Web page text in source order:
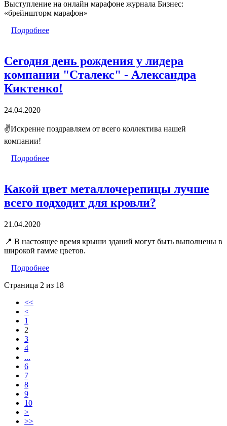
Выступление на онлайн марафоне журнала Бизнес:
«брейншторм марафон»
Подробнее
Сегодня день рождения у лидера
компании "Сталекс" - Александра
Киктенко!
24.04.2020
✌️Искренне поздравляем от всего коллектива нашей
компании!
Подробнее
Какой цвет металлочерепицы лучше
всего подходит для кровли?
21.04.2020
📍 В настоящее время крыши зданий могут быть выполнены в
широкой гамме цветов.
Подробнее
Страница 2 из 18
<<
<
1
2
3
4
...
6
7
8
9
10
>
>>